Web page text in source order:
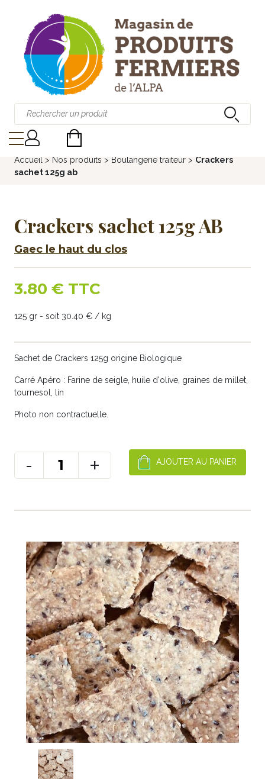
Accueil > Nos produits > Boulangerie traiteur > Crackers
sachet 125g ab
Crackers sachet 125g AB
Gaec le haut du clos
3.80 € TTC
125 gr - soit 30.40 € / kg
Sachet de Crackers 125g origine Biologique
Carré Apéro : Farine de seigle, huile d'olive, graines de millet,
tournesol, lin
Photo non contractuelle.
- + AJOUTER AU PANIER